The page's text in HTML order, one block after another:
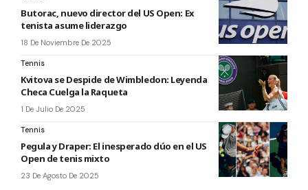
Butorac, nuevo director del US Open: Ex
tenista asume liderazgo
18 De Noviembre De 2025
Tennis
Kvitova se Despide de Wimbledon: Leyenda
Checa Cuelga la Raqueta
1 De Julio De 2025
Tennis
Pegula y Draper: El inesperado dúo en el US
Open de tenis mixto
23 De Agosto De 2025